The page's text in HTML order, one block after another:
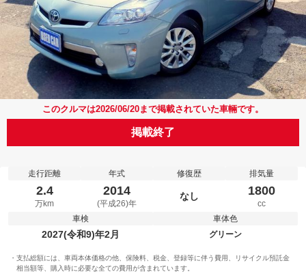
このクルマは2026/06/20まで掲載されていた車輛です。
掲載終了
走行距離
2.4
万km
年式
2014
(平成26)年
修復歴
なし
排気量
1800
cc
車検
2027(令和9)年2月
車体色
グリーン
支払総額には、車両本体価格の他、保険料、税金、登録等に伴う費用、リサイクル預託金
相当額等、購入時に必要な全ての費用が含まれています。